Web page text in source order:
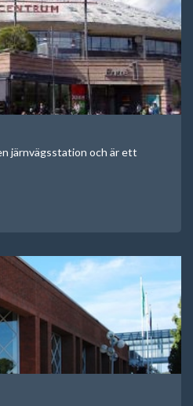
järnvägsstation och är ett